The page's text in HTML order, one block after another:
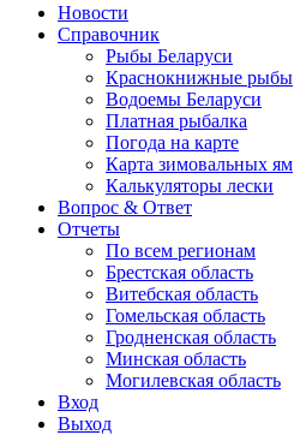
Новости
Справочник
Рыбы Беларуси
Краснокнижные рыбы
Водоемы Беларуси
Платная рыбалка
Погода на карте
Карта зимовальных ям
Калькуляторы лески
Вопрос & Ответ
Отчеты
По всем регионам
Брестская область
Витебская область
Гомельская область
Гродненская область
Минская область
Могилевская область
Вход
Выход